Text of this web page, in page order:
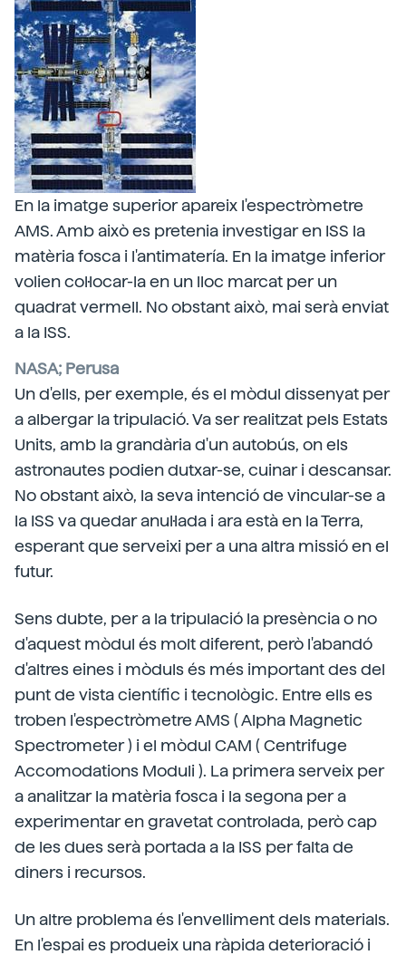
En la imatge superior apareix l'espectròmetre
AMS. Amb això es pretenia investigar en ISS la
matèria fosca i l'antimatería. En la imatge inferior
volien col·locar-la en un lloc marcat per un
quadrat vermell. No obstant això, mai serà enviat
a la ISS.
NASA; Perusa
Un d'ells, per exemple, és el mòdul dissenyat per
a albergar la tripulació. Va ser realitzat pels Estats
Units, amb la grandària d'un autobús, on els
astronautes podien dutxar-se, cuinar i descansar.
No obstant això, la seva intenció de vincular-se a
la ISS va quedar anul·lada i ara està en la Terra,
esperant que serveixi per a una altra missió en el
futur.
Sens dubte, per a la tripulació la presència o no
d'aquest mòdul és molt diferent, però l'abandó
d'altres eines i mòduls és més important des del
punt de vista científic i tecnològic. Entre ells es
troben l'espectròmetre AMS ( Alpha Magnetic
Spectrometer ) i el mòdul CAM ( Centrifuge
Accomodations Moduli ). La primera serveix per
a analitzar la matèria fosca i la segona per a
experimentar en gravetat controlada, però cap
de les dues serà portada a la ISS per falta de
diners i recursos.
Un altre problema és l'envelliment dels materials.
En l'espai es produeix una ràpida deterioració i